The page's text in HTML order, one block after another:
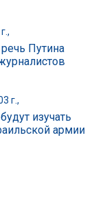
речь Путина
г.,
изучать
армии